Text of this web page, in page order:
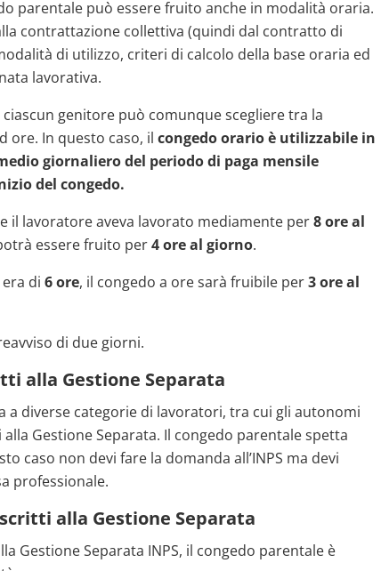
parentale può essere fruito anche in modalità oraria.
contrattazione collettiva (quindi dal contratto di
di utilizzo, criteri di calcolo della base oraria ed
lavorativa.
genitore può comunque scegliere tra la
ore. In questo caso, ilcongedo orario è utilizzabile in
giornaliero del periodo di paga mensile
del congedo.
il lavoratore aveva lavorato mediamente per8 ore al
essere fruito per4 ore al giorno.
era di6 ore, il congedo a ore sarà fruibile per3 ore al
di due giorni.
alla Gestione Separata
a diverse categorie di lavoratori, tra cui gli autonomi
Gestione Separata. Il congedo parentale spetta
caso non devi fare la domanda all’INPS ma devi
professionale.
alla Gestione Separata
Gestione Separata INPS, il congedo parentale è